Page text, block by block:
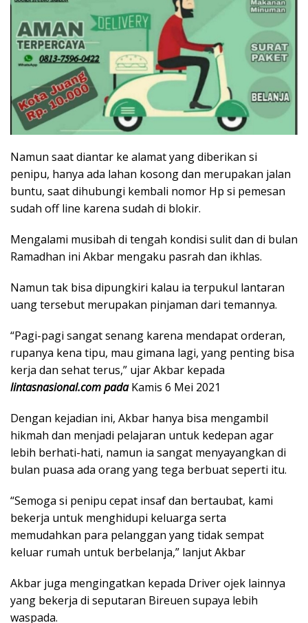
Namun saat diantar ke alamat yang diberikan si
penipu, hanya ada lahan kosong dan merupakan jalan
buntu, saat dihubungi kembali nomor Hp si pemesan
sudah off line karena sudah di blokir.
Mengalami musibah di tengah kondisi sulit dan di bulan
Ramadhan ini Akbar mengaku pasrah dan ikhlas.
Namun tak bisa dipungkiri kalau ia terpukul lantaran
uang tersebut merupakan pinjaman dari temannya.
“Pagi-pagi sangat senang karena mendapat orderan,
rupanya kena tipu, mau gimana lagi, yang penting bisa
kerja dan sehat terus,” ujar Akbar kepada
lintasnasional.com padaKamis 6 Mei 2021
Dengan kejadian ini, Akbar hanya bisa mengambil
hikmah dan menjadi pelajaran untuk kedepan agar
lebih berhati-hati, namun ia sangat menyayangkan di
bulan puasa ada orang yang tega berbuat seperti itu.
“Semoga si penipu cepat insaf dan bertaubat, kami
bekerja untuk menghidupi keluarga serta
memudahkan para pelanggan yang tidak sempat
keluar rumah untuk berbelanja,” lanjut Akbar
Akbar juga mengingatkan kepada Driver ojek lainnya
yang bekerja di seputaran Bireuen supaya lebih
waspada.